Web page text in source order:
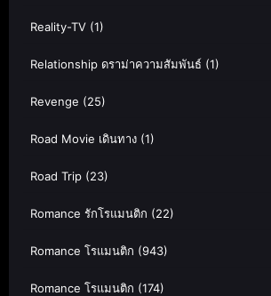
Reality-TV (1)
Relationship ดราม่าความสัมพันธ์ (1)
Revenge (25)
Road Movie เดินทาง (1)
Road Trip (23)
Romance รักโรแมนติก (22)
Romance โรแมนติก (943)
Romance โรแมนติก (174)